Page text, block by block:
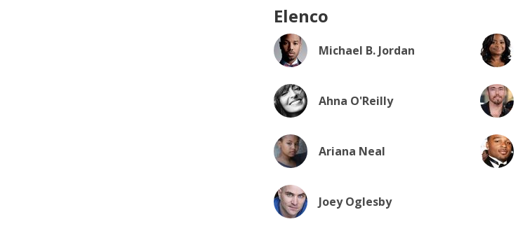
Elenco
Michael B. Jordan
Ahna O'Reilly
Ariana Neal
Joey Oglesby